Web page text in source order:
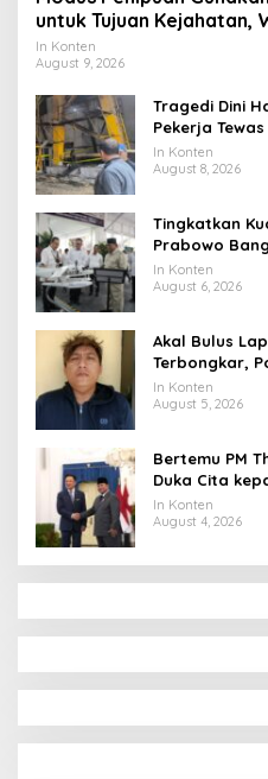
untuk Tujuan Kejahatan,
In Konten
August 9, 2026
Tragedi Dini
Pekerja
Tebu
In Konten
August 8, 2026
Tingkatkan
Prabowo
hingga
In Konten
August 6, 2026
Akal Bulus
Terbongkar,
Uang
In Konten
August 5, 2026
Bertemu PM
Duka Cita
Tahun ke Raja
In Konten
August 4, 2026